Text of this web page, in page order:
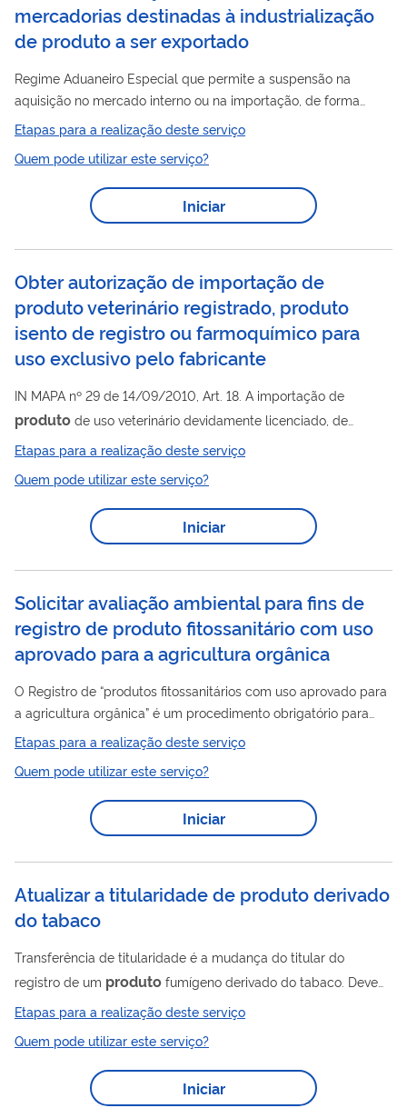
mercadorias destinadas à industrialização
de produto a ser exportado
Regime Aduaneiro Especial que permite a suspensão na
aquisição no mercado interno ou na importação, de forma
combinada ou não, de mercadoria para emprego ou consumo
suspensão dos tributos exigíveis na importação e na aquisição
no mercado interno.
Etapas para a realização deste serviço
Quem pode utilizar este serviço?
Iniciar
Obter autorização de importação de
produto veterinário registrado, produto
isento de registro ou farmoquímico para
uso exclusivo pelo fabricante
IN MAPA nº 29 de 14/09/2010, Art. 18. A importação de
produto de uso veterinário devidamente licenciado, de
produtodispensado da obrigatoriedade de registro ou de
dispensada de autorização prévia, antes do embarque, e
estará sujeita ao deferimento do LI no SISCOMEX, após a
conferência documental, fiscalização e inspeção sanitária,
Etapas para a realização deste serviço
Quem pode utilizar este serviço?
Iniciar
Solicitar avaliação ambiental para fins de
registro de produto fitossanitário com uso
aprovado para a agricultura orgânica
O Registro de “produtos fitossanitários com uso aprovado para
a agricultura orgânica” é um procedimento obrigatório para
que oprodutopossa ser comercializado de forma legal. Esse
janeiro de 2002, o Decreto nº 6.323, de 27 de dezembro de
2007, o Decreto nº 6.913, de 23 de julho de 2009 , a Instrução
Normativa Conjunta SDA/SDC/Anvisa/Ibama nº 1, de 24 de
publicadas. Dessa...
Etapas para a realização deste serviço
Quem pode utilizar este serviço?
Iniciar
Atualizar a titularidade de produto derivado
do tabaco
Transferência de titularidade é a mudança do titular do
registro de um produto fumígeno derivado do tabaco. Deve
ser solicitada nos casos de operações societárias ou
comerciais, sem que seja realizada qualquer mudança das
características doproduto, objeto da transferência. O pedido
deve ser feito pela empresa sucessora, que terá os direitos e
obrigações sobre o
produto. Saiba mais sobre transferência
Etapas para a realização deste serviço
Quem pode utilizar este serviço?
Iniciar